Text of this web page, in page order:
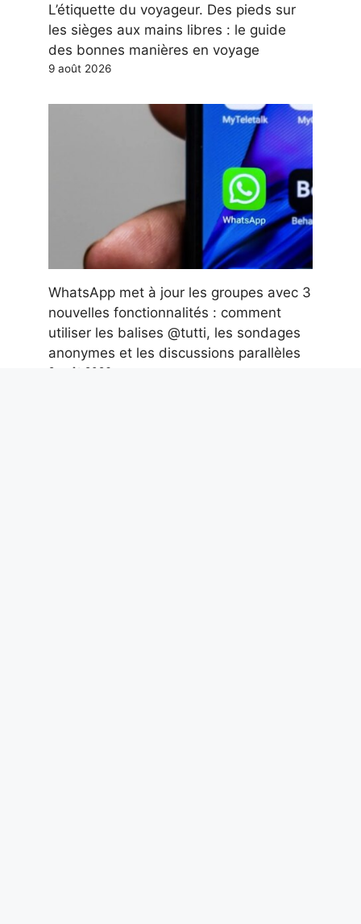
L’étiquette du voyageur. Des pieds sur
les sièges aux mains libres : le guide
des bonnes manières en voyage
9 août 2026
WhatsApp met à jour les groupes avec 3
nouvelles fonctionnalités : comment
utiliser les balises @tutti, les sondages
anonymes et les discussions parallèles
9 août 2026